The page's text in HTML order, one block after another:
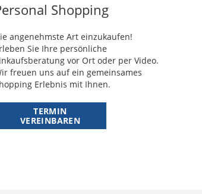
Shopping
angenehmste Art einzukaufen!
Sie Ihre persönliche
vor Ort oder per Video.
freuen uns auf ein gemeinsames
Erlebnis mit Ihnen.
TERMIN
VEREINBAREN